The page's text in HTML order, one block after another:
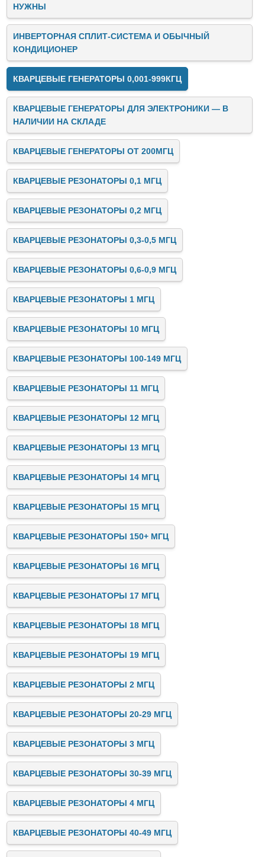
НУЖНЫ
ИНВЕРТОРНАЯ СПЛИТ-СИСТЕМА И ОБЫЧНЫЙ
КОНДИЦИОНЕР
КВАРЦЕВЫЕ ГЕНЕРАТОРЫ 0,001-999КГЦ
КВАРЦЕВЫЕ ГЕНЕРАТОРЫ ДЛЯ ЭЛЕКТРОНИКИ — В
НАЛИЧИИ НА СКЛАДЕ
КВАРЦЕВЫЕ ГЕНЕРАТОРЫ ОТ 200МГЦ
КВАРЦЕВЫЕ РЕЗОНАТОРЫ 0,1 МГЦ
КВАРЦЕВЫЕ РЕЗОНАТОРЫ 0,2 МГЦ
КВАРЦЕВЫЕ РЕЗОНАТОРЫ 0,3-0,5 МГЦ
КВАРЦЕВЫЕ РЕЗОНАТОРЫ 0,6-0,9 МГЦ
КВАРЦЕВЫЕ РЕЗОНАТОРЫ 1 МГЦ
КВАРЦЕВЫЕ РЕЗОНАТОРЫ 10 МГЦ
КВАРЦЕВЫЕ РЕЗОНАТОРЫ 100-149 МГЦ
КВАРЦЕВЫЕ РЕЗОНАТОРЫ 11 МГЦ
КВАРЦЕВЫЕ РЕЗОНАТОРЫ 12 МГЦ
КВАРЦЕВЫЕ РЕЗОНАТОРЫ 13 МГЦ
КВАРЦЕВЫЕ РЕЗОНАТОРЫ 14 МГЦ
КВАРЦЕВЫЕ РЕЗОНАТОРЫ 15 МГЦ
КВАРЦЕВЫЕ РЕЗОНАТОРЫ 150+ МГЦ
КВАРЦЕВЫЕ РЕЗОНАТОРЫ 16 МГЦ
КВАРЦЕВЫЕ РЕЗОНАТОРЫ 17 МГЦ
КВАРЦЕВЫЕ РЕЗОНАТОРЫ 18 МГЦ
КВАРЦЕВЫЕ РЕЗОНАТОРЫ 19 МГЦ
КВАРЦЕВЫЕ РЕЗОНАТОРЫ 2 МГЦ
КВАРЦЕВЫЕ РЕЗОНАТОРЫ 20-29 МГЦ
КВАРЦЕВЫЕ РЕЗОНАТОРЫ 3 МГЦ
КВАРЦЕВЫЕ РЕЗОНАТОРЫ 30-39 МГЦ
КВАРЦЕВЫЕ РЕЗОНАТОРЫ 4 МГЦ
КВАРЦЕВЫЕ РЕЗОНАТОРЫ 40-49 МГЦ